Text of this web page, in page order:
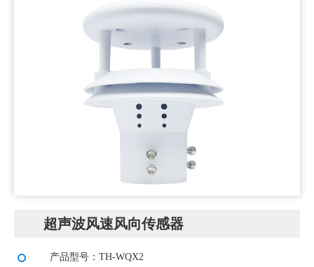
超声波风速风向传感器
产品型号：TH-WQX2